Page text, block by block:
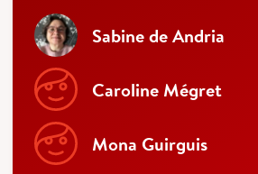
Sabine de Andria
Caroline Mégret
Mona Guirguis